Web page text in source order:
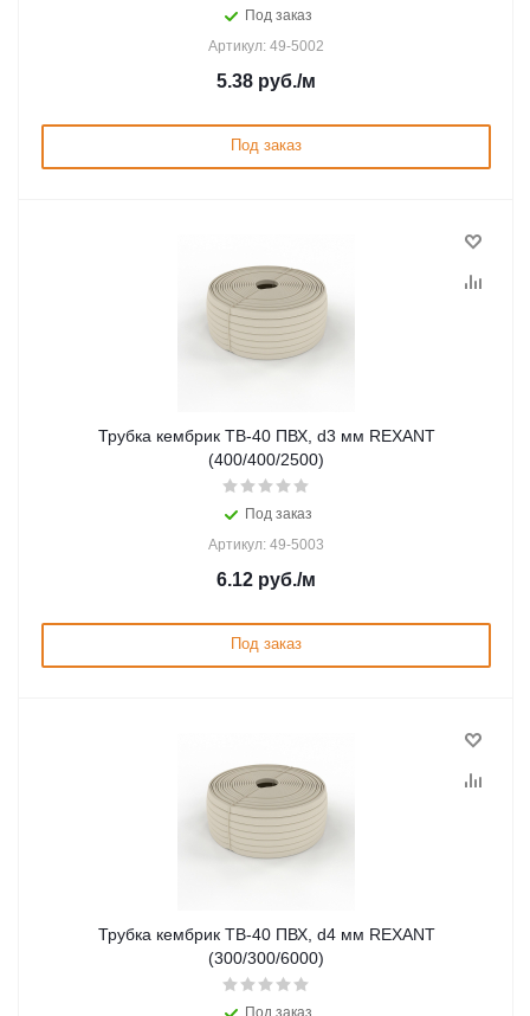
Под заказ
Артикул: 49-5002
5.38 руб./м
Под заказ
Трубка кембрик ТВ-40 ПВХ, d3 мм REXANT
(400/400/2500)
Под заказ
Артикул: 49-5003
6.12 руб./м
Под заказ
Трубка кембрик ТВ-40 ПВХ, d4 мм REXANT
(300/300/6000)
Под заказ